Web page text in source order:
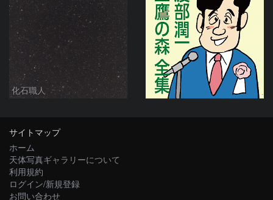
化石職人
サイトマップ
ホーム
天体写真ギャラリーについて
利用規約
ログイン/新規登録
お問い合わせ